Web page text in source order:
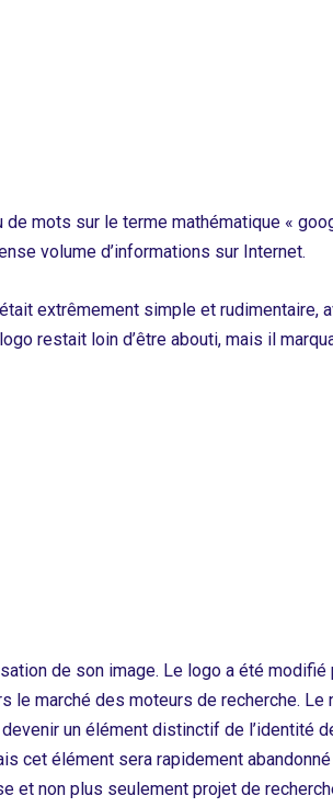
de mots sur le terme mathématique «
volume d’informations sur Internet.
extrêmement simple et rudimentaire,
restait loin d’être abouti, mais il
de son image. Le logo a été
le marché des moteurs de recherche.
un élément distinctif de l’identité
cet élément sera rapidement
et non plus seulement projet de